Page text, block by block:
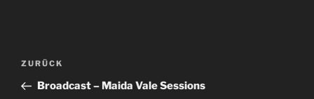
Beitragsnavigation
Vorheriger
Beitrag
ZURÜCK
Broadcast – Maida Vale Sessions